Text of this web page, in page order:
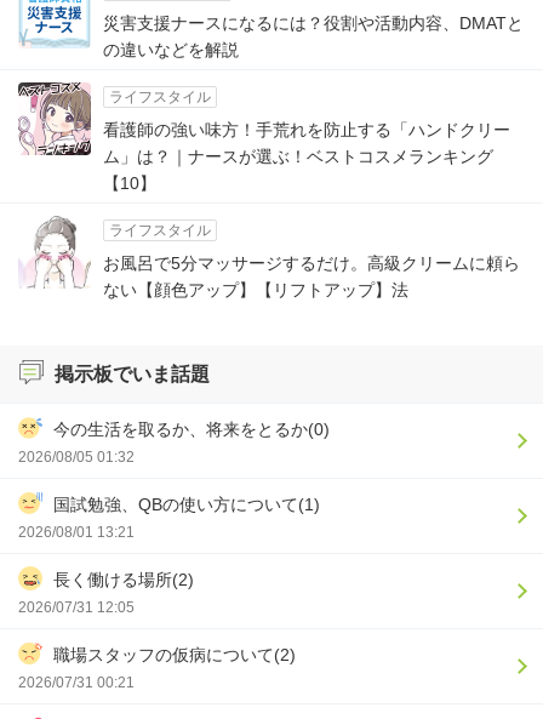
災害支援ナースになるには？役割や活動内容、DMATと
の違いなどを解説
ライフスタイル
看護師の強い味方！手荒れを防止する「ハンドクリー
ム」は？｜ナースが選ぶ！ベストコスメランキング
【10】
ライフスタイル
お風呂で5分マッサージするだけ。高級クリームに頼ら
ない【顔色アップ】【リフトアップ】法
掲示板でいま話題
今の生活を取るか、将来をとるか(0)
2026/08/05 01:32
国試勉強、QBの使い方について(1)
2026/08/01 13:21
長く働ける場所(2)
2026/07/31 12:05
職場スタッフの仮病について(2)
2026/07/31 00:21